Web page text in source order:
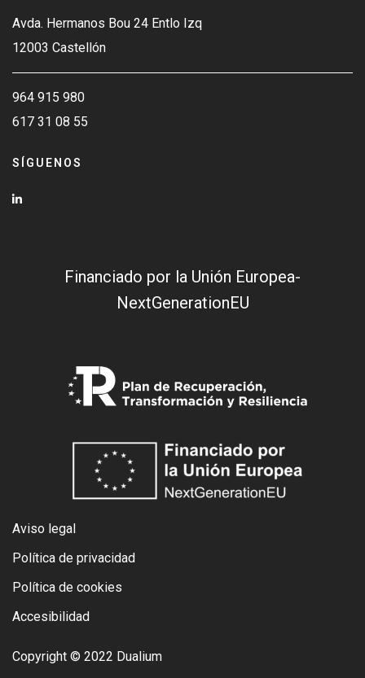
Avda. Hermanos Bou 24 Entlo Izq
12003 Castellón
964 915 980
617 31 08 55
SÍGUENOS
Financiado por la Unión Europea-
NextGenerationEU
Copyright © 2022 Dualium
Aviso legal
Política de privacidad
Política de cookies
Accesibilidad